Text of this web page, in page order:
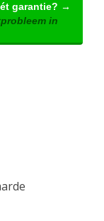
garantie? →
in